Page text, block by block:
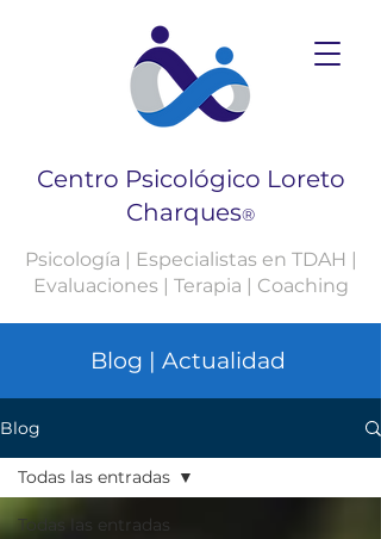
Centro Psicológico Loreto
Charques®
Psicología | Especialistas en TDAH |
Evaluaciones | Terapia | Coaching
Blog | Actualidad
Blog
Todas las entradas
Todas las entradas